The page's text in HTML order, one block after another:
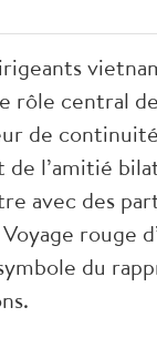
rôle central
de
l’amitié
avec des
rouge
du